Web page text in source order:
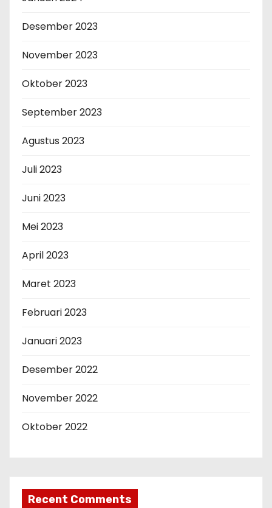
Desember 2023
November 2023
Oktober 2023
September 2023
Agustus 2023
Juli 2023
Juni 2023
Mei 2023
April 2023
Maret 2023
Februari 2023
Januari 2023
Desember 2022
November 2022
Oktober 2022
Recent Comments